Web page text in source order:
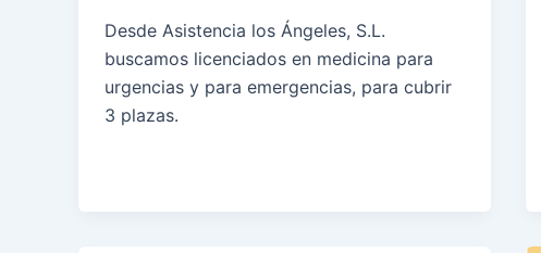
Desde Asistencia los Ángeles, S.L.
buscamos licenciados en medicina para
urgencias y para emergencias, para cubrir
3 plazas.